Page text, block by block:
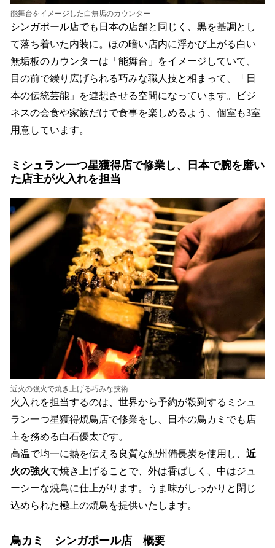
能舞台をイメージした白無垢のカウンター
シンガポール店でも日本の店舗と同じく、黒を基調とし
て落ち着いた内装に。ほの暗い店内に浮かび上がる白い
無垢板のカウンターは「能舞台」をイメージしていて、
目の前で繰り広げられる巧みな職人技と相まって、「日
本の伝統芸能」を連想させる空間になっています。ビジ
ネスの会食や家族だけで食事を楽しめるよう、個室も3室
用意しています。
ミシュラン一つ星獲得店で修業し、日本で腕を磨い
た店主が火入れを担当
近火の強火で焼き上げる巧みな技術
火入れを担当するのは、世界から予約が殺到するミシュ
ラン一つ星獲得焼鳥店で修業をし、日本の鳥カミでも店
主を務める白石優太です。
高温で均一に熱を伝える良質な紀州備長炭を使用し、 近
火の強火で焼き上げることで、外は香ばしく、中はジュ
ーシーな焼鳥に仕上がります。うま味がしっかりと閉じ
込められた極上の焼鳥を提供いたします。
鳥カミ シンガポール店 概要